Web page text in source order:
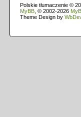
Polskie tłumaczenie ©
MyBB , © 2002-2026
Theme Design by